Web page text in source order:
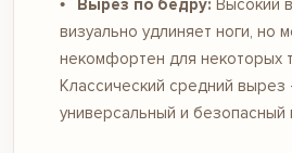
Вырез по бедру: Высокий
визуально удлиняет ноги, но
некомфортен для некоторых
Классический средний
универсальный и безопасный